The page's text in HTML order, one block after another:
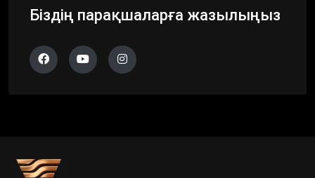
Біздің парақшаларға жазылыңыз